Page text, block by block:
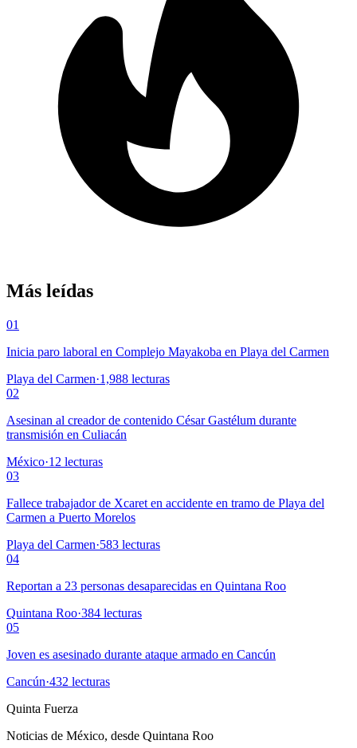
Más leídas
01
Inicia paro laboral en Complejo Mayakoba en Playa del Carmen
Playa del Carmen·1,988 lecturas
02
Asesinan al creador de contenido César Gastélum durante
transmisión en Culiacán
México·12 lecturas
03
Fallece trabajador de Xcaret en accidente en tramo de Playa del
Carmen a Puerto Morelos
Playa del Carmen·583 lecturas
04
Reportan a 23 personas desaparecidas en Quintana Roo
Quintana Roo·384 lecturas
05
Joven es asesinado durante ataque armado en Cancún
Cancún·432 lecturas
Quinta Fuerza
Noticias de México, desde Quintana Roo